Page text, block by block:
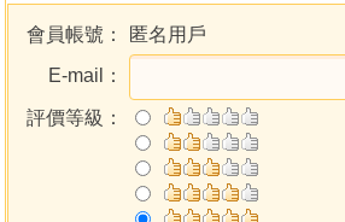
˙積極的風水密碼門向
˙競爭的風水密碼門向
˙賺錢的床位風水
˙感情保鮮秘訣
第五章 風水招財大法
會員帳號：
匿名用戶
E-mail：
評價等級：